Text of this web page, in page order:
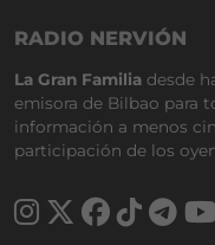
RADIO NERVIÓN
La Gran Familia desde
emisora de Bilbao para
información a menos
participación de los